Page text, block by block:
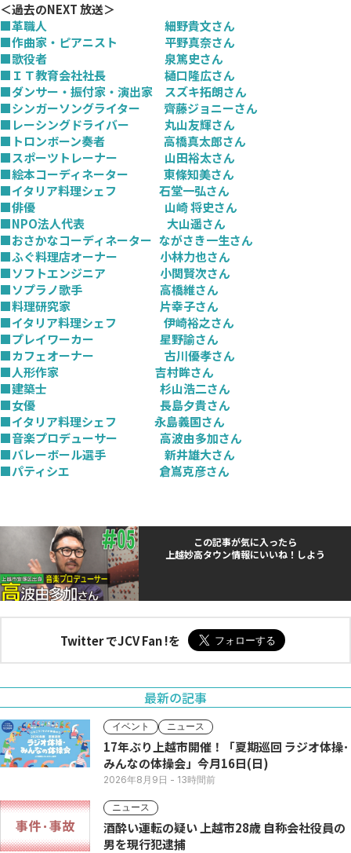
＜過去のNEXT 放送＞
■革職人 細野貴文さん
■作曲家・ピアニスト 平野真奈さん
■歌役者 泉篤史さん
■ＩＴ教育会社社長 樋口隆広さん
■ダンサー・振付家・演出家 スズキ拓朗さん
■シンガーソングライター 齊藤ジョニーさん
■レーシングドライバー 丸山友輝さん
■トロンボーン奏者 高橋真太郎さん
■スポーツトレーナー 山田裕太さん
■絵本コーディネーター 東條知美さん
■イタリア料理シェフ 石堂一弘さん
■俳優 山崎 将史さん
■NPO法人代表 大山遥さん
■おさかなコーディネーター ながさき一生さん
■ふぐ料理店オーナー 小林力也さん
■ソフトエンジニア 小関賢次さん
■ソプラノ歌手 高橋維さん
■料理研究家 片幸子さん
■イタリア料理シェフ 伊崎裕之さん
■プレイワーカー 星野諭さん
■カフェオーナー 古川優孝さん
■人形作家 吉村眸さん
■建築士 杉山浩二さん
■女優 長島夕貴さん
■イタリア料理シェフ 永島義国さん
■音楽プロデューサー 高波由多加さん
■バレーボール選手 新井雄大さん
■パティシエ 倉嶌克彦さん
この記事が気に入ったら
上越妙高タウン情報にいいね！しよう
Twitter でJCV Fan !を
最新の記事
イベント ニュース
17年ぶり上越市開催！「夏期巡回 ラジオ体操･
みんなの体操会」今月16日(日)
2026年8月9日 - 13時間前
ニュース
酒酔い運転の疑い 上越市28歳 自称会社役員の
男を現行犯逮捕